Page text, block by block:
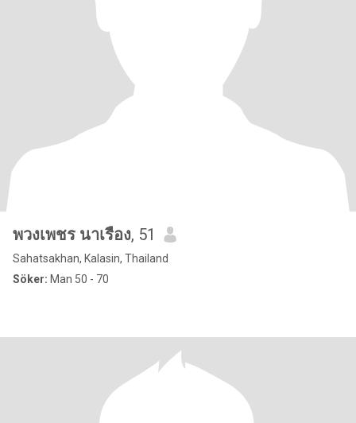
พวงเพชร นาเรือง, 51
Sahatsakhan, Kalasin, Thailand
Söker: Man 50 - 70